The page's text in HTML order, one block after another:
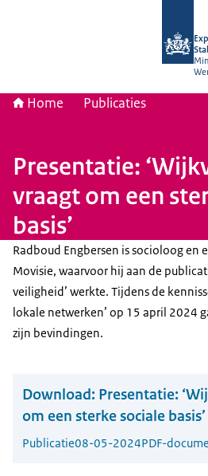
Home Publicaties
Presentatie:
vraagt om een
basis’
Radboud Engbersen is socioloog en
Movisie, waarvoor hij aan de
veiligheid’ werkte. Tijdens de
lokale netwerken’ op 15 april 2024
zijn bevindingen.
Download: Presentatie:
om een sterke sociale basis’
Publicatie08-05-2024PDF-